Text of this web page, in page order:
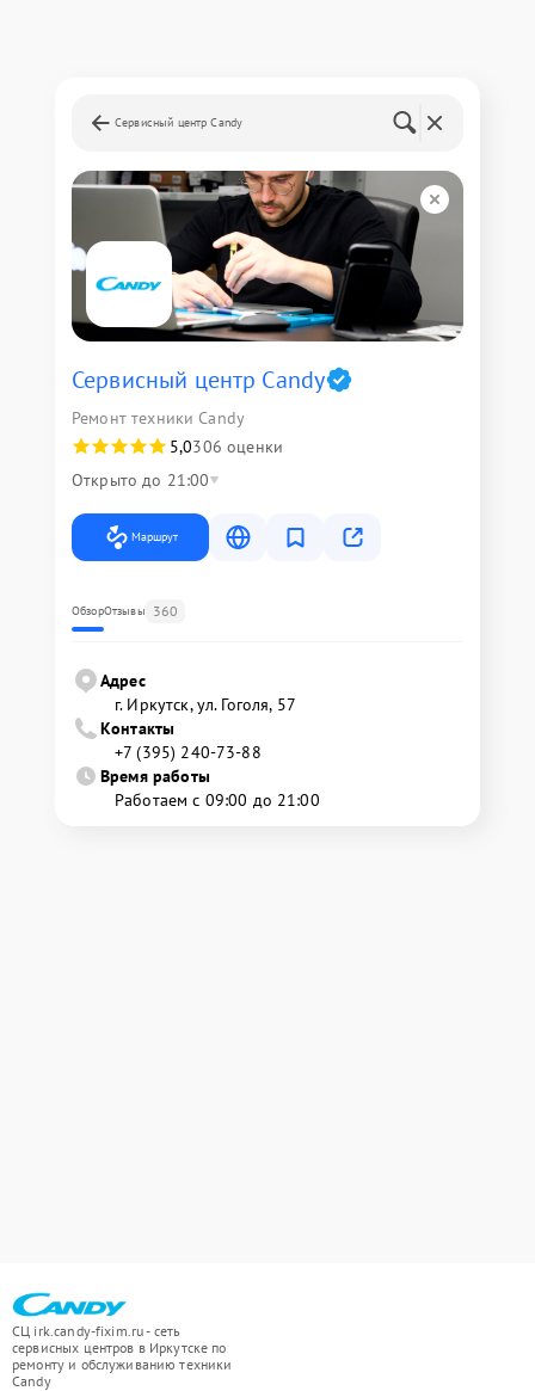
Сервисный центр Candy
Сервисный центр Candy
Ремонт техники Candy
5,0306 оценки
Открыто до 21:00
Маршрут
ОбзорОтзывы 360
Адрес
г. Иркутск, ул. ​Гоголя, 57
Контакты
+7 (395) 240-73-88
Время работы
Работаем с 09:00 до 21:00
СЦ irk.candy-fixim.ru - сеть
сервисных центров в Иркутске по
ремонту и обслуживанию техники
Candy